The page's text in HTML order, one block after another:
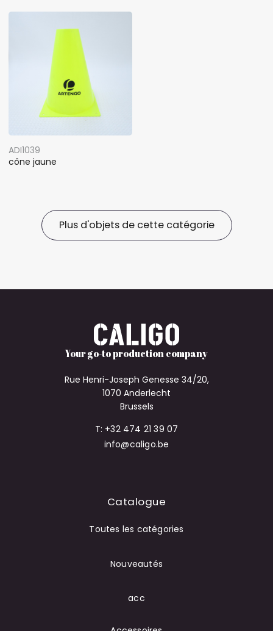
ADI1039
cône jaune
Plus d'objets de cette catégorie
Your go-to production company
Rue Henri-Joseph Genesse 34/20,
1070 Anderlecht
Brussels
T: +32 474 21 39 07
info@caligo.be
Catalogue
Toutes les catégories
Nouveautés
acc